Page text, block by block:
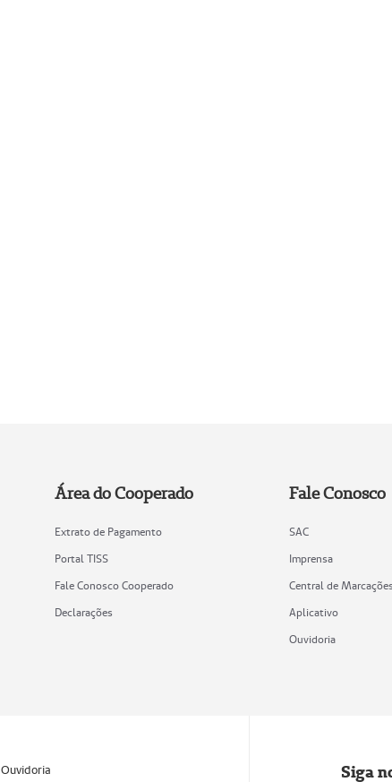
Área do Cooperado
Extrato de Pagamento
Portal TISS
Fale Conosco Cooperado
Declarações
Fale Conosco
SAC
Imprensa
Central de Marcações
Aplicativo
Ouvidoria
Ouvidoria Siga